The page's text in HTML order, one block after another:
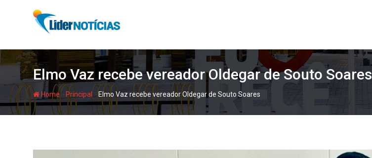
Elmo Vaz recebe vereador Oldegar de Souto Soares
Home - Principal - Elmo Vaz recebe vereador Oldegar de Souto Soares